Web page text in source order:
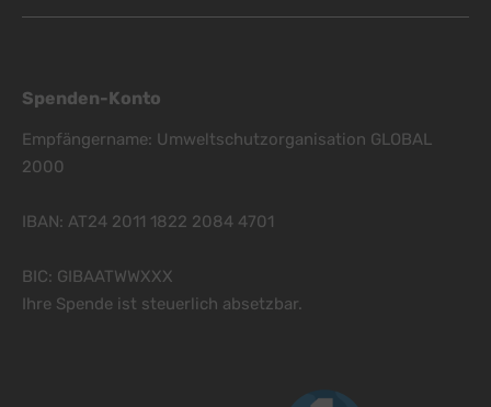
Spenden-Konto
Empfängername: Umweltschutzorganisation GLOBAL
2000
IBAN: AT24 2011 1822 2084 4701
BIC: GIBAATWWXXX
Ihre Spende ist steuerlich absetzbar.